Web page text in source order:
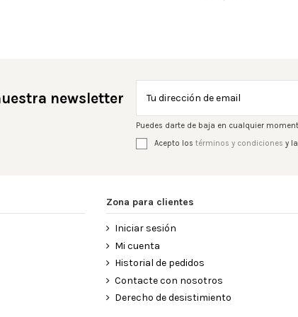
newsletter
Puedes darte de baja en cualquier
Acepto los términos y condiciones y la
Zona para clientes
Iniciar sesión
Mi cuenta
Historial de pedidos
Contacte con nosotros
Derecho de desistimiento